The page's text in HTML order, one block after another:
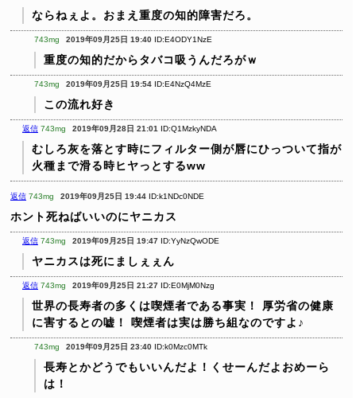
ならねぇよ。おまえ重度の知的障害だろ。
743mg 2019年09月25日 19:40 ID:E4ODY1NzE
重度の知的だからタバコ吸うんだろがｗ
743mg 2019年09月25日 19:54 ID:E4NzQ4MzE
この流れ好き
返信 743mg 2019年09月28日 21:01 ID:Q1MzkyNDA
むしろ灰を落とす時にフィルター側が唇にひっついて指が
火種まで滑る時ヒヤっとするww
返信 743mg 2019年09月25日 19:44 ID:k1NDc0NDE
ホント死ねばいいのにヤニカス
返信 743mg 2019年09月25日 19:47 ID:YyNzQwODE
ヤニカスは死にましぇぇん
返信 743mg 2019年09月25日 21:27 ID:E0MjM0Nzg
世界の長寿者の多くは喫煙者である事実！
厚労省の健康
に害するとの嘘！
喫煙者は実は勝ち組なのですよ♪
743mg 2019年09月25日 23:40 ID:k0Mzc0MTk
長寿とかどうでもいいんだよ！くせーんだよおめーら
は！